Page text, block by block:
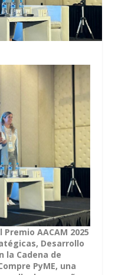
AACAM 2025
Desarrollo
la Cadena de
PyME, una